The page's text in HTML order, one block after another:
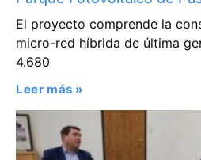
El proyecto comprende la
micro-red híbrida de última
4.680
Leer más »